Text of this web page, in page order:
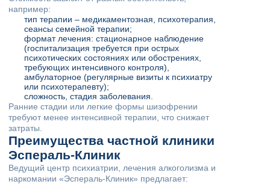
например:
тип терапии – медикаментозная, психотерапия,
сеансы семейной терапии;
формат лечения: стационарное наблюдение
(госпитализация требуется при острых
психотических состояниях или обострениях,
требующих интенсивного контроля),
амбулаторное (регулярные визиты к психиатру
или психотерапевту);
сложность, стадия заболевания.
Ранние стадии или легкие формы шизофрении
требуют менее интенсивной терапии, что снижает
затраты.
Преимущества частной клиники
Эспераль-Клиник
Ведущий центр психиатрии, лечения алкоголизма и
наркомании «Эспераль-Клиник» предлагает: